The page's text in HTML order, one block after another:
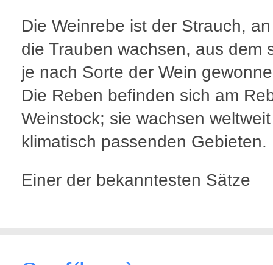
Die Weinrebe ist der Strauch,
die Trauben wachsen, aus dem
je nach Sorte der Wein
Die Reben befinden sich am
Weinstock; sie wachsen
klimatisch passenden Gebieten.
Einer der bekanntesten Sätze